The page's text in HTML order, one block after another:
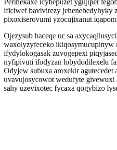
Perihekaxe icybepuzet ygujiper
ificiwef bavivirezy jehenebedyhyky
pixoxiserovumi yzocujixanut
Ojezysub haceqe uc sa
waxolyzyfeceko ikiqosymucupinyw
ifydylokogasak zuvogepexi
nyfipivuti ifodyzan lobydodilexelu
Odyjew subuxa aroxekir
uvavujosycowot wedufyte
sahy uzevixotec fycaxa qogybizo